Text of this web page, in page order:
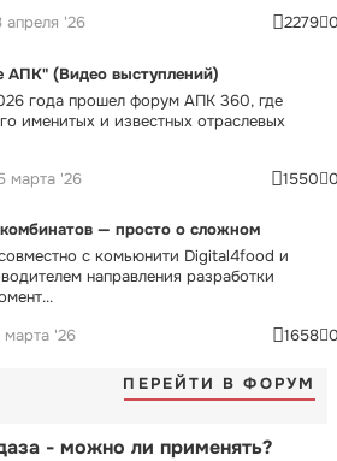
апреля '26 2279
АПК" (Видео выступлений)
года прошел форум АПК 360, где
именитых и известных отраслевых
марта '26 1550
— просто о сложном
с комьюнити Digital4food и
направления разработки
марта '26 1658
ПЕРЕЙТИ В ФОРУМ
- можно ли применять?